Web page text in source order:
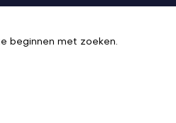
beginnen met zoeken.